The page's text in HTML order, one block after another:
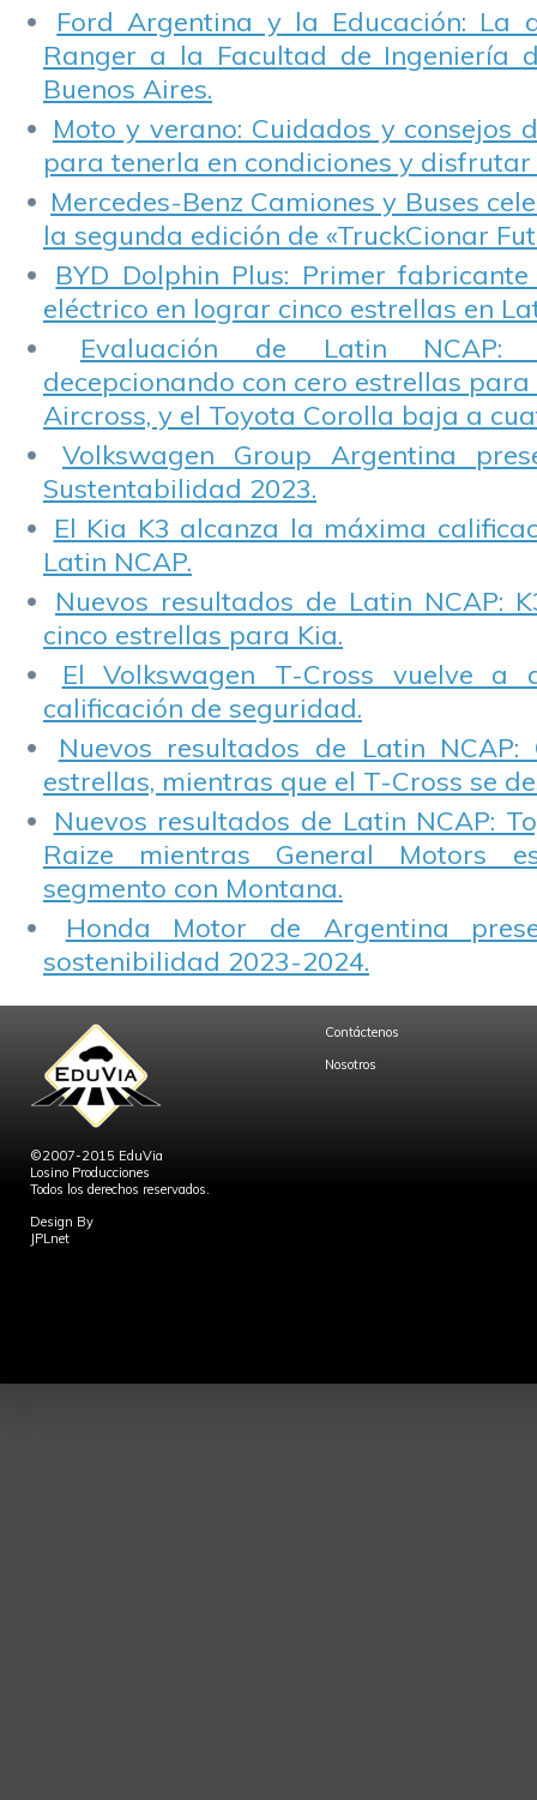
Ford Argentina y la Educación: La
Ranger a la Facultad de Ingeniería
Buenos Aires.
Moto y verano: Cuidados y consejos
para tenerla en condiciones y disfrutar
Mercedes-Benz Camiones y Buses
la segunda edición de «TruckCionar
BYD Dolphin Plus: Primer
eléctrico en lograr cinco estrellas en
Evaluación de Latin NCAP:
decepcionando con cero estrellas para
Aircross, y el Toyota Corolla baja a
Volkswagen Group Argentina
Sustentabilidad 2023.
El Kia K3 alcanza la máxima
Latin NCAP.
Nuevos resultados de Latin NCAP:
cinco estrellas para Kia.
El Volkswagen T-Cross vuelve a
calificación de seguridad.
Nuevos resultados de Latin NCAP:
estrellas, mientras que el T-Cross se
Nuevos resultados de Latin NCAP:
Raize mientras General Motors
segmento con Montana.
Honda Motor de Argentina
sostenibilidad 2023-2024.
©2007-2015 EduVia
Losino Producciones
Todos los derechos reservados.
Design By
JPLnet
Contáctenos
Nosotros